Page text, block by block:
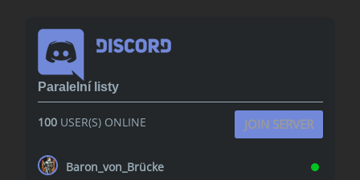
Paralelní listy
100USER(S) ONLINE JOIN SERVER
Baron_von_Brücke